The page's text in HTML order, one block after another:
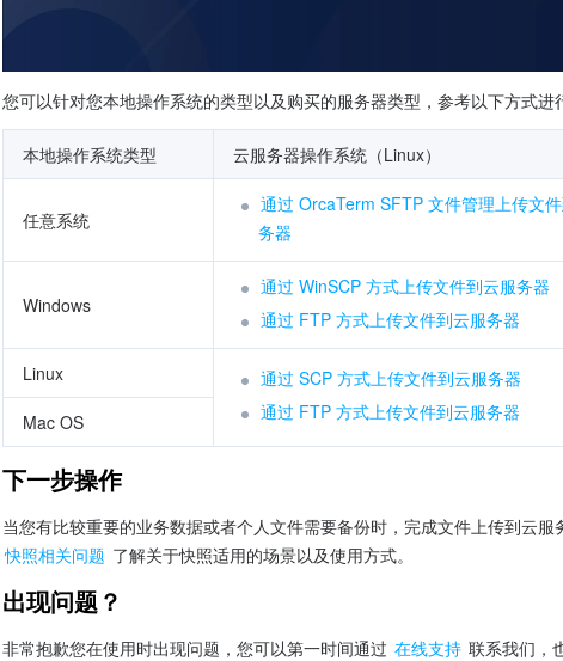
您可以针对您本地操作系统的类型以及购买的服务器类型，参考以下方式进
本地操作系统类型 云服务器操作系统（Linux）
任意系统
通过 OrcaTerm SFTP 文件管理上传文
务器
Windows
通过 WinSCP 方式上传文件到云服务器
通过 FTP 方式上传文件到云服务器
Linux
通过 SCP 方式上传文件到云服务器
通过 FTP 方式上传文件到云服务器
Mac OS
下一步操作
快照相关问题 了解关于快照适用的场景以及使用方式。
出现问题？
非常抱歉您在使用时出现问题，您可以第一时间通过 在线支持 联系我们，